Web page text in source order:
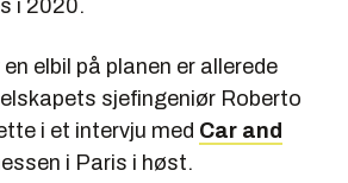
i 2020.
elbil på planen er allerede
sjefingeniør Roberto
i et intervju med Car and
i Paris i høst.